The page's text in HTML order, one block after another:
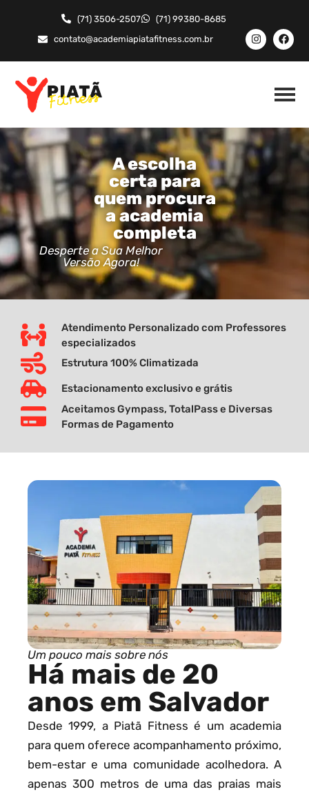
(71) 3506-2507
(71) 99380-8685
contato@academiapiatafitness.com.br
A escolha
certa para
quem procura
a academia
completa
Desperte a Sua Melhor
Versão Agora!
Atendimento Personalizado com Professores
especializados
Estrutura 100% Climatizada
Estacionamento exclusivo e grátis
Aceitamos Gympass, TotalPass e Diversas
Formas de Pagamento
Um pouco mais sobre nós
Há mais de 20
anos em Salvador
Desde 1999, a Piatã Fitness é um academia
para quem oferece acompanhamento próximo,
bem-estar e uma comunidade acolhedora. A
apenas 300 metros de uma das praias mais